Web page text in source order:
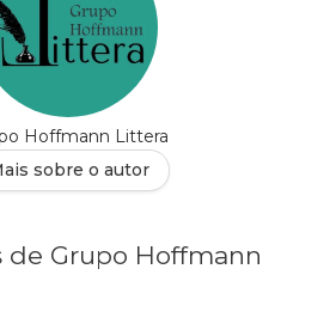
Hoffmann Littera
sobre o autor
de Grupo Hoffmann